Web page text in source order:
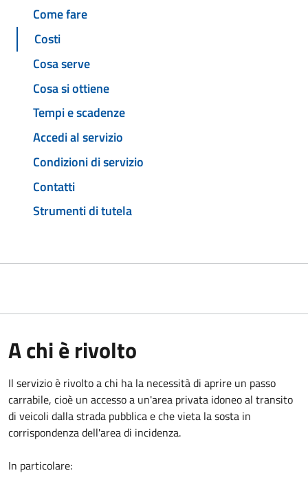
Come fare
Costi
Cosa serve
Cosa si ottiene
Tempi e scadenze
Accedi al servizio
Condizioni di servizio
Contatti
Strumenti di tutela
A chi è rivolto
Il servizio è rivolto a chi ha la necessità di aprire un passo
carrabile, cioè un accesso a un'area privata idoneo al transito
di veicoli dalla strada pubblica e che vieta la sosta in
corrispondenza dell'area di incidenza.
In particolare: